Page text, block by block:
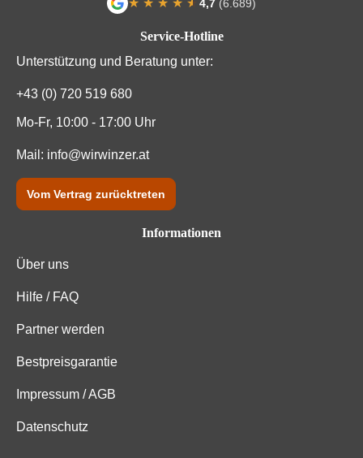
Service-Hotline
Unterstützung und Beratung unter:
+43 (0) 720 519 680
Mo-Fr, 10:00 - 17:00 Uhr
Mail: info@wirwinzer.at
Vom Vertrag zurücktreten
Informationen
Über uns
Hilfe / FAQ
Partner werden
Bestpreisgarantie
Impressum / AGB
Datenschutz
★ ★ ★ ★ ★
★ 4,7 (6.689)